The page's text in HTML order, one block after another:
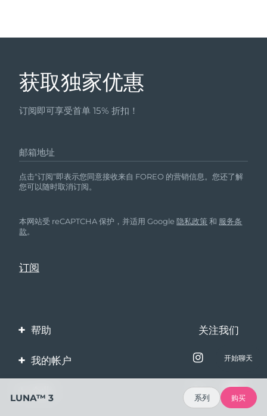
获取独家优惠
订阅即可享受首单 15% 折扣！
邮箱地址
点击“订阅”即表示您同意接收来自 FOREO 的营销信息。您还了解
您可以随时取消订阅。
本网站受 reCAPTCHA 保护，并适用 Google隐私政策 和 服务条
款。
帮助
联系我们
订单与运输
保修与退换货
关注我们
我的帐户 开始聊天
LUNA™ 3 系列 购买